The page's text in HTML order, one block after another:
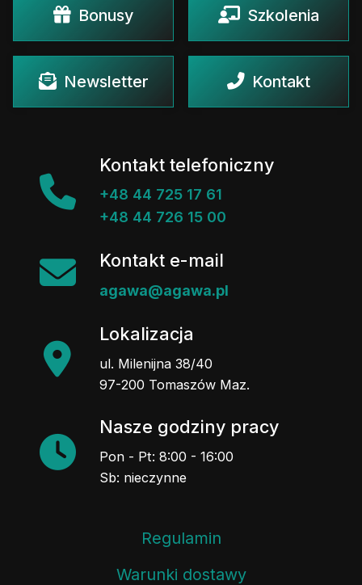
Bonusy Szkolenia
Newsletter Kontakt
Kontakt telefoniczny
+48 44 725 17 61
+48 44 726 15 00
Kontakt e-mail
agawa@agawa.pl
Lokalizacja
ul. Milenijna 38/40
97-200 Tomaszów Maz.
Nasze godziny pracy
Pon - Pt: 8:00 - 16:00
Sb: nieczynne
Regulamin
Warunki dostawy